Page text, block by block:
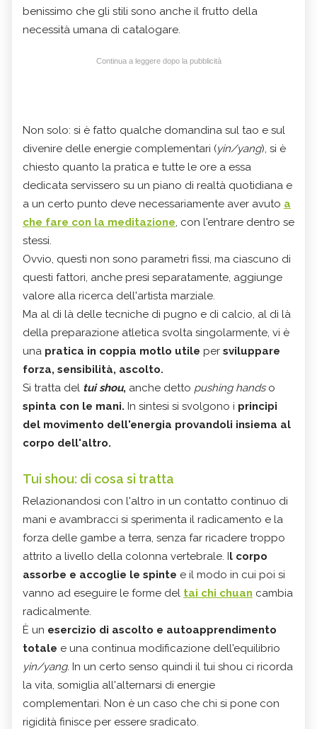
benissimo che gli stili sono anche il frutto della
necessità umana di catalogare.
Continua a leggere dopo la pubblicità
Non solo: si è fatto qualche domandina sul tao e sul
divenire delle energie complementari (yin/yang), si è
chiesto quanto la pratica e tutte le ore a essa
dedicata servissero su un piano di realtà quotidiana e
a un certo punto deve necessariamente aver avuto a
che fare con la meditazione , con l'entrare dentro se
stessi.
Ovvio, questi non sono parametri fissi, ma ciascuno di
questi fattori, anche presi separatamente, aggiunge
valore alla ricerca dell'artista marziale.
Ma al di là delle tecniche di pugno e di calcio, al di là
della preparazione atletica svolta singolarmente, vi è
una pratica in coppia motlo utile per sviluppare
forza, sensibilità, ascolto.
Si tratta del tui shou, anche detto pushing hands o
spinta con le mani. In sintesi si svolgono i principi
del movimento dell'energia provandoli insiema al
corpo dell'altro.
Tui shou: di cosa si tratta
Relazionandosi con l'altro in un contatto continuo di
mani e avambracci si sperimenta il radicamento e la
forza delle gambe a terra, senza far ricadere troppo
attrito a livello della colonna vertebrale. Il corpo
assorbe e accoglie le spinte e il modo in cui poi si
vanno ad eseguire le forme del tai chi chuan cambia
radicalmente.
È un esercizio di ascolto e autoapprendimento
totale e una continua modificazione dell'equilibrio
yin/yang. In un certo senso quindi il tui shou ci ricorda
la vita, somiglia all'alternarsi di energie
complementari. Non è un caso che chi si pone con
rigidità finisce per essere sradicato.